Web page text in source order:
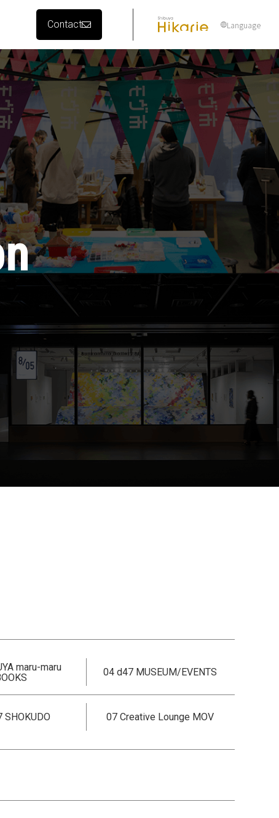
Language
Contact
maru-maru
04 d47 MUSEUM/EVENTS
SHOKUDO 07 Creative Lounge MOV